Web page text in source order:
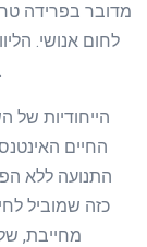
מדובר בפרידה
לחום אנושי.
אין שיפוט, אין לחץ. רק מרחב פתוח, חם ובטוח.
הייחודיות של
החיים
התנועה ללא
כזה שמוביל
מחייבת, של